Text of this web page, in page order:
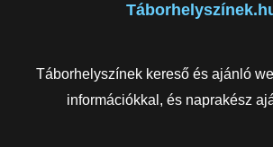
Táborhelyszínek kereső és ajánló
információkkal, és naprakész